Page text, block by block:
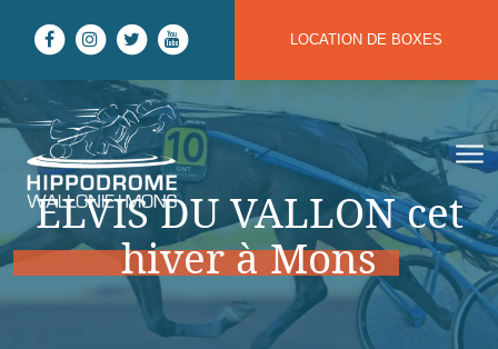
LOCATION DE BOXES
Hippodrome Wallonie | Mons
ELVIS DU VALLON cet
hiver à Mons